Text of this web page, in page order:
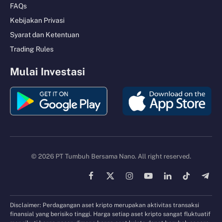
FAQs
Kebijakan Privasi
Syarat dan Ketentuan
Trading Rules
Mulai Investasi
© 2026 PT Tumbuh Bersama Nano. All right reserved.
Facebook
X
InstagramYouTubeLinkedInTikTok
Disclaimer: Perdagangan aset kripto merupakan aktivitas transaksi
finansial yang berisiko tinggi. Harga setiap aset kripto sangat fluktuatif